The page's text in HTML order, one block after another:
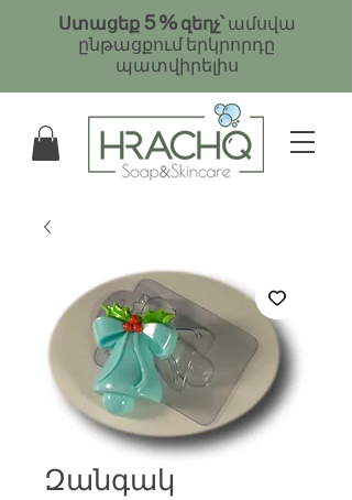
Ստացեք 5 %զեղչ՝ամսվա
ընթացքում երկրորդը
պատվիրելիս
Զանգակ